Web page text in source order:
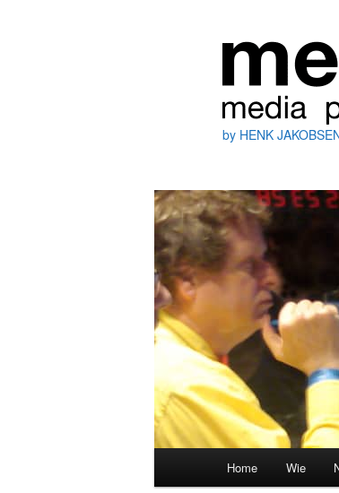
by HENK
Spring
Spring
Home Wie